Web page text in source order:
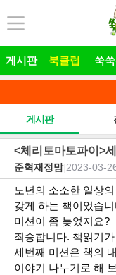
게시판 북클럽 쑥
게시판
<체리토마토파이>
준혁재정맘| 2023-03-
노년의 소소한 일상
갖게 하는 책이었습니
미션이 좀 늦었지요?
죄송합니다. 책읽기
세번째 미션은 책의
이야기 나누기로 해